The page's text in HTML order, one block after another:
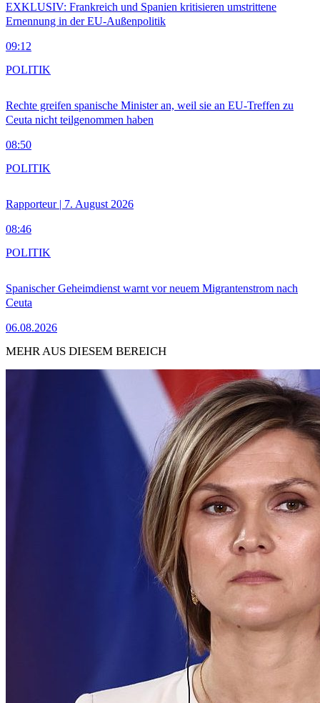
EXKLUSIV: Frankreich und Spanien kritisieren umstrittene
Ernennung in der EU-Außenpolitik
09:12
Rechte greifen spanische Minister an, weil sie an EU-Treffen zu
Ceuta nicht teilgenommen haben
08:50
POLITIK
Rapporteur | 7. August 2026
08:46
POLITIK
Spanischer Geheimdienst warnt vor neuem Migrantenstrom nach
Ceuta
06.08.2026
POLITIK
MEHR AUS DIESEM BEREICH